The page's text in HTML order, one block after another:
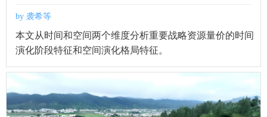
by 袭希等
本文从时间和空间两个维度分析重要战略资源量价的时间
演化阶段特征和空间演化格局特征。